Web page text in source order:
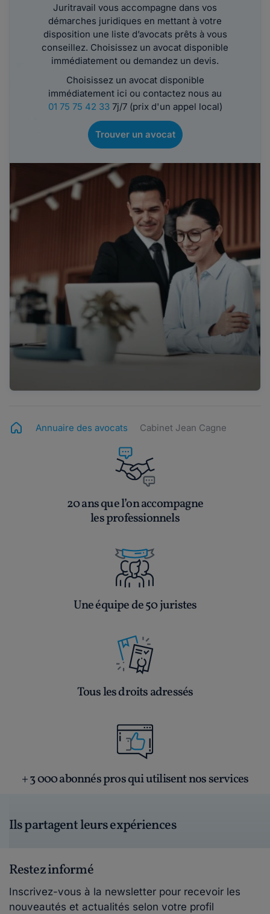
Juritravail vous accompagne dans vos
démarches juridiques en mettant à votre
disposition une liste d’avocats prêts à vous
conseillez. Choisissez un avocat disponible
immédiatement ou demandez un devis.
Choisissez un avocat disponible
immédiatement ici ou contactez nous au
01 75 75 42 337j/7 (prix d'un appel local)
Trouver un avocat
Annuaire des avocats Cabinet Jean Cagne
20 ans que l’on accompagne
les professionnels
Une équipe de 50 juristes
Tous les droits adressés
+ 3 000 abonnés pros qui utilisent nos services
Ils partagent leurs expériences
Restez informé
Inscrivez-vous à la newsletter pour recevoir les
nouveautés et actualités selon votre profil